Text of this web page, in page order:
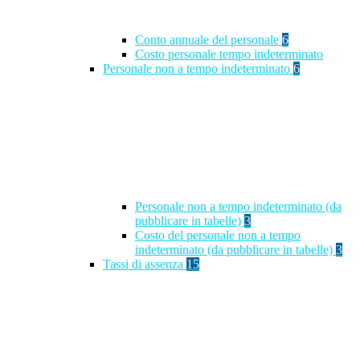
Conto annuale del personale 6
Costo personale tempo indeterminato
Personale non a tempo indeterminato 6
Personale non a tempo indeterminato (da
pubblicare in tabelle) 3
Costo del personale non a tempo
indeterminato (da pubblicare in tabelle) 3
Tassi di assenza 15